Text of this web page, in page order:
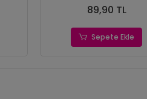
89,90 TL
Sepete Ekle